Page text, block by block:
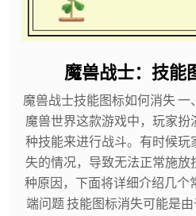
魔兽战士：技能
魔兽战士技能图标如何消失
魔兽世界这款游戏中，玩家
种技能来进行战斗。有时候玩
失的情况，导致无法正常施
种原因，下面将详细介绍几个
端问题 技能图标消失可能是